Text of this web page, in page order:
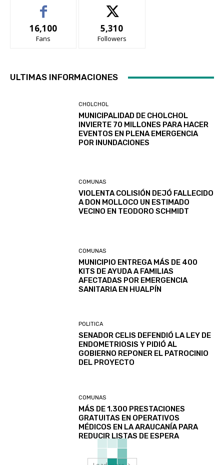
16,100
Fans
5,310
Followers
ULTIMAS INFORMACIONES
CHOLCHOL
MUNICIPALIDAD DE CHOLCHOL
INVIERTE 70 MILLONES PARA HACER
EVENTOS EN PLENA EMERGENCIA
POR INUNDACIONES
COMUNAS
VIOLENTA COLISIÓN DEJÓ FALLECIDO
A DON MOLLOCO UN ESTIMADO
VECINO EN TEODORO SCHMIDT
COMUNAS
MUNICIPIO ENTREGA MÁS DE 400
KITS DE AYUDA A FAMILIAS
AFECTADAS POR EMERGENCIA
SANITARIA EN HUALPÍN
POLITICA
SENADOR CELIS DEFENDIÓ LA LEY DE
ENDOMETRIOSIS Y PIDIÓ AL
GOBIERNO REPONER EL PATROCINIO
DEL PROYECTO
COMUNAS
MÁS DE 1.300 PRESTACIONES
GRATUITAS EN OPERATIVOS
MÉDICOS EN LA ARAUCANÍA PARA
REDUCIR LISTAS DE ESPERA